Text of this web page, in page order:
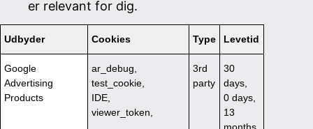
er relevant for dig.
Udbyder Cookies Type Levetid
Google
Advertising
Products
ar_debug,
test_cookie,
IDE,
viewer_token,
3rd
party
30
days,
0 days,
13